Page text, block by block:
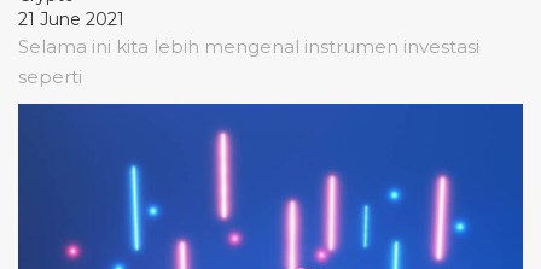
21 June 2021
Selama ini kita lebih mengenal instrumen investasi
seperti